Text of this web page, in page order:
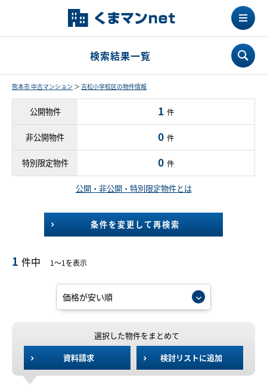
検索結果一覧
熊本市 中古マンション ＞ 吉松小学校区の物件情報
公開物件 1 件
非公開物件 0 件
特別限定物件 0 件
公開・非公開・特別限定物件とは
条件を変更して再検索
1 件中 1～1を表示
選択した物件をまとめて
資料請求
検討リストに追加